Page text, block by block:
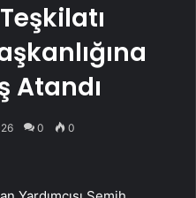
Atandı
0 0